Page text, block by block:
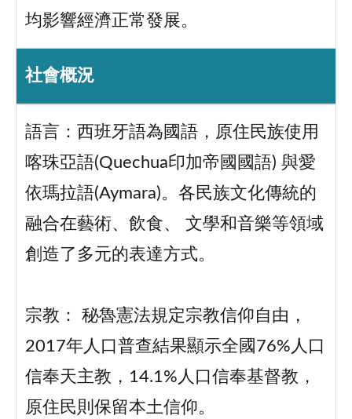
均影響經濟正常發展。
社會概況
語言：西班牙語為國語，原住民族使用
喀珠亞語(Quechua印加帝國國語) 與愛
依瑪拉語(Aymara)。各民族文化傳統的
融合在藝術、飲食、 文學和音樂等領域
創造了多元的表達方式。
宗教： 秘魯憲法規定宗教信仰自由，
2017年人口普查結果顯示全國76%人口
信奉天主教，14.1%人口信奉基督教，
原住民則保留本土信仰。